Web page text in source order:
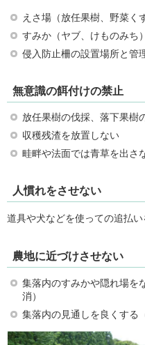
えさ場（放任果樹、野菜く
すみか（ヤブ、けものみち
侵入防止柵の設置場所と管
無意識の餌付けの禁止
放任果樹の伐採、落下果樹
収穫残渣を放置しない
畦畔や法面では青草を出さ
人慣れをさせない
道具や犬などを使っての追払
農地に近づけさせない
集落内のすみかや隠れ場を
消）
集落内の見通しを良くする